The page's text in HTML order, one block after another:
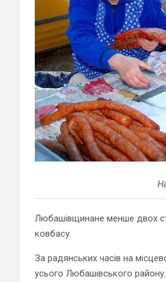
Любашівщинане менше двох
ковбасу.
За радянських часів на
усього Любашівського